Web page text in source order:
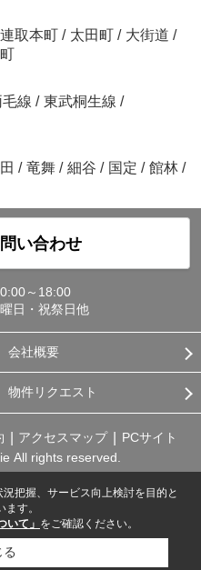
連取本町 / 太田町 / 大街道 /
毛線 / 東武桐生線 /
/ 竜舞 / 細谷 / 国定 / 館林 /
い合わせ
～18:00
日・祝祭日他
会社概要
物件リクエスト
アクセスマップ
PCサイト
All rights reserved.
把握、サービス向上検討を目的と
す。
いて」 をご確認ください。
る